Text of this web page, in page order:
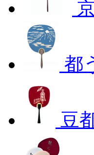
都
豆